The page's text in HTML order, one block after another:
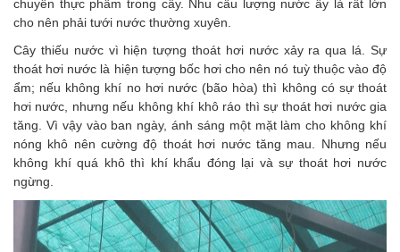
chuyển thực phẩm trong cây. Nhu cầu lượng nước ấy là rất lớn
cho nên phải tưới nước thường xuyên.
Cây thiếu nước vì hiện tượng thoát hơi nước xảy ra qua lá. Sự
thoát hơi nước là hiện tượng bốc hơi cho nên nó tuỳ thuộc vào độ
ẩm; nếu không khí no hơi nước (bão hòa) thì không có sự thoát
hơi nước, nhưng nếu không khí khô ráo thì sự thoát hơi nước gia
tăng. Vì vậy vào ban ngày, ánh sáng một mặt làm cho không khí
nóng khô nên cường độ thoát hơi nước tăng mau. Nhưng nếu
không khí quá khô thì khí khẩu đóng lại và sự thoát hơi nước
ngừng.